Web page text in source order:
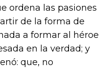
ordena las pasiones
de la forma de
a formar al héroe
en la verdad; y
que, no